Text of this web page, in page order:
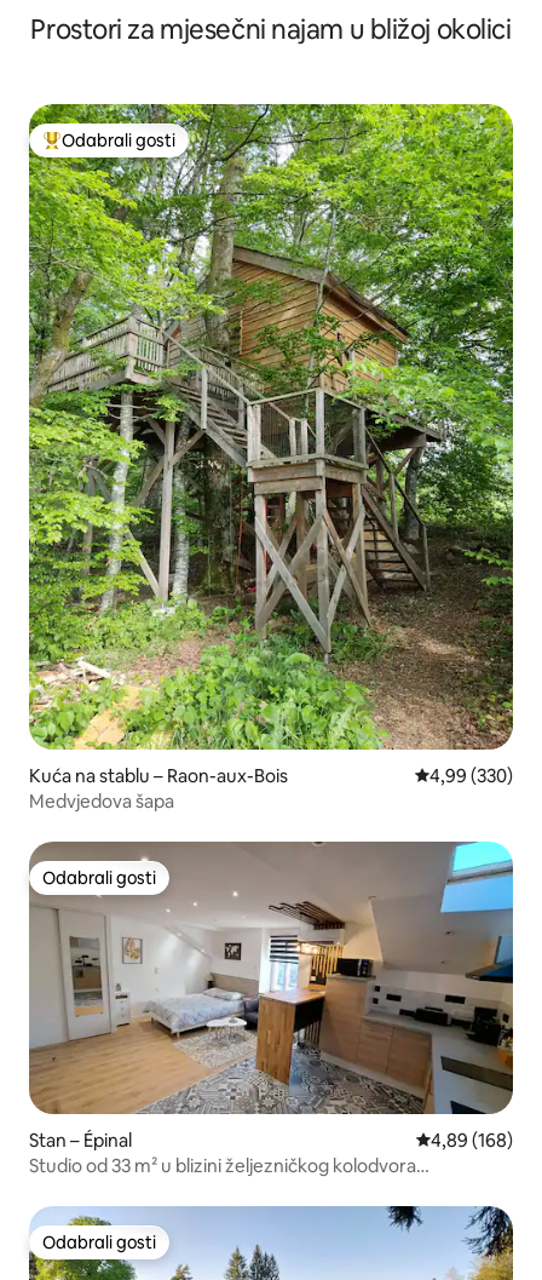
Prostori za mjesečni najam u bližoj okolici
Među najviše rangiranima s oznakom „Odabrali gosti”
Odabrali gosti
Kuća na stablu – Raon-aux-Bois Prosječna
4,99 (330)
Medvjedova šapa
Odabrali gosti
Odabrali gosti
Stan – Épinal Prosječna
4,89 (168)
Studio od 33 m² u blizini željezničkog kolodvora
Odabrali gosti
Odabrali gosti